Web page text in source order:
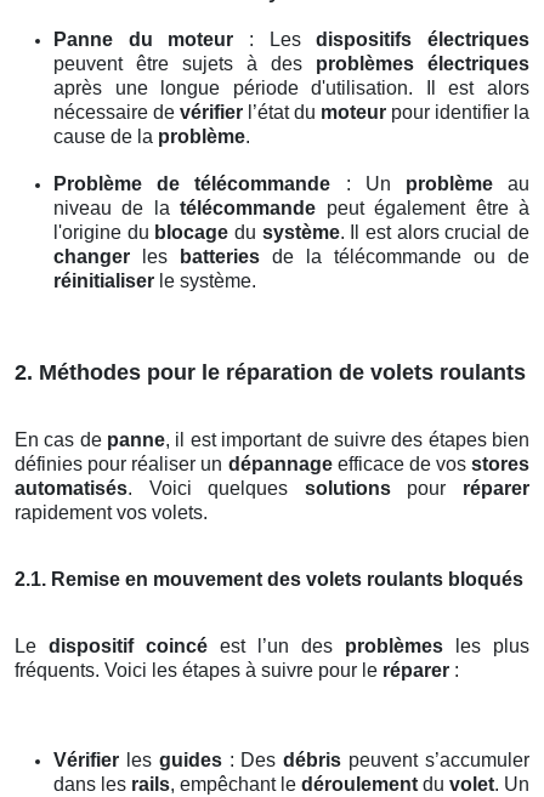
Panne du moteur : Lesdispositifs électriques
peuvent être sujets à des problèmes électriques
après une longue période d'utilisation. Il est alors
nécessaire de vérifier l’état du moteur pour identifier la
cause de la problème.
Problème de télécommande : Un problèmeau
niveau de latélécommande peut également être à
l'origine du blocage du système. Il est alors crucial de
changer les batteries de la télécommande ou de
réinitialiser le système.
2. Méthodes pour le réparation de volets roulants
En cas de panne, il est important de suivre des étapes bien
définies pour réaliser un dépannageefficace de vos stores
automatisés. Voici quelques solutionspour réparer
rapidement vos volets.
2.1. Remise en mouvement des volets roulants bloqués
Le dispositif coincé est l’un des problèmes les plus
fréquents. Voici les étapes à suivre pour le réparer :
Vérifier les guides: Desdébris peuvent s’accumuler
dans les rails, empêchant le déroulement du volet. Un